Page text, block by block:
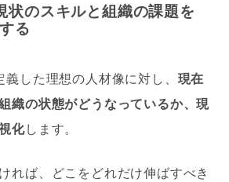
状のスキルと組織の課題を
る
した理想の人材像に対し、 現在
織の状態がどうなっているか、現
化します。
れば、どこをどれだけ伸ばすべき